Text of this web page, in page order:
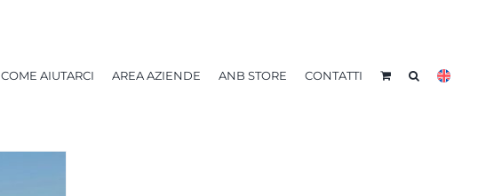
COME AIUTARCI AREA AZIENDE ANB STORE CONTATTI